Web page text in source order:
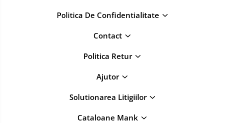
Politica De Confidentialitate
Contact
Politica Retur
Ajutor
Solutionarea Litigiilor
Cataloane Mank